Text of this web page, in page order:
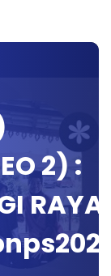
2) :
RAYA